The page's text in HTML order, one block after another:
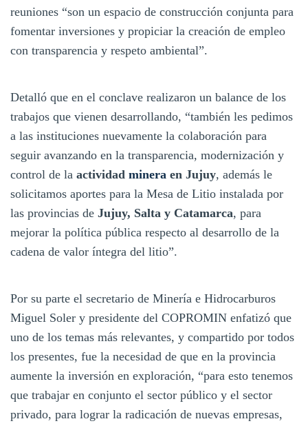
reuniones “son un espacio de construcción conjunta para
fomentar inversiones y propiciar la creación de empleo
con transparencia y respeto ambiental”.
Detalló que en el conclave realizaron un balance de los
trabajos que vienen desarrollando, “también les pedimos
a las instituciones nuevamente la colaboración para
seguir avanzando en la transparencia, modernización y
control de la actividad minera en Jujuy, además le
solicitamos aportes para la Mesa de Litio instalada por
las provincias de Jujuy, Salta y Catamarca, para
mejorar la política pública respecto al desarrollo de la
cadena de valor íntegra del litio”.
Por su parte el secretario de Minería e Hidrocarburos
Miguel Soler y presidente del COPROMIN enfatizó que
uno de los temas más relevantes, y compartido por todos
los presentes, fue la necesidad de que en la provincia
aumente la inversión en exploración, “para esto tenemos
que trabajar en conjunto el sector público y el sector
privado, para lograr la radicación de nuevas empresas,